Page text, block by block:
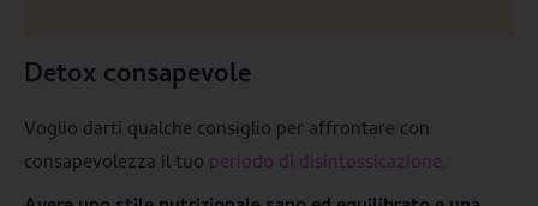
Detox consapevole
Voglio darti qualche consiglio per affrontare con
consapevolezza il tuo periodo di disintossicazione.